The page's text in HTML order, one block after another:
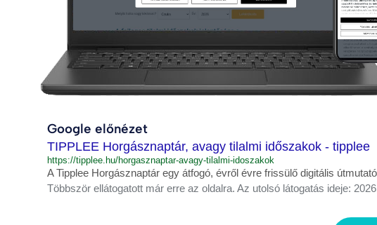
Google előnézet
TIPPLEE Horgásznaptár, avagy tilalmi időszakok - tipplee
https://tipplee.hu/horgasznaptar-avagy-tilalmi-idoszakok
A Tipplee Horgásznaptár egy átfogó, évről évre frissülő digitális
Többször ellátogatott már erre az oldalra. Az utolsó látogatás ideje: